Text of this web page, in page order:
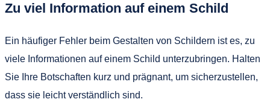
Zu viel Information auf einem Schild
Ein häufiger Fehler beim Gestalten von Schildern ist es, zu
viele Informationen auf einem Schild unterzubringen. Halten
Sie Ihre Botschaften kurz und prägnant, um sicherzustellen,
dass sie leicht verständlich sind.